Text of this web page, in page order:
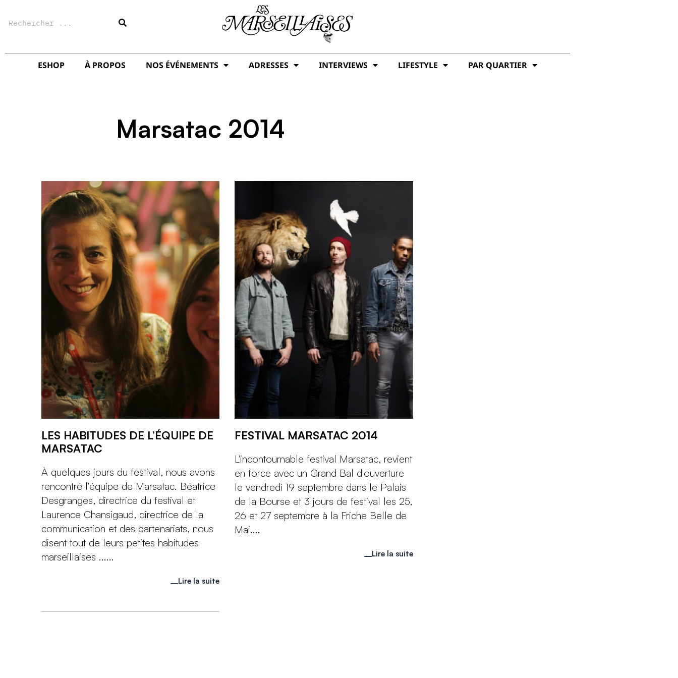
ESHOP À PROPOS NOS ÉVÉNEMENTS ADRESSES INTERVIEWS LIFESTYLE PAR QUARTIER
Marsatac 2014
LES HABITUDES DE L’ÉQUIPE DE
MARSATAC
À quelques jours du festival, nous avons
rencontré l'équipe de Marsatac. Béatrice
Desgranges, directrice du festival et
Laurence Chansigaud, directrice de la
communication et des partenariats, nous
disent tout de leurs petites habitudes
marseillaises ......
Lire la suite
FESTIVAL MARSATAC 2014
L'incontournable festival Marsatac, revient
en force avec un Grand Bal d'ouverture
le vendredi 19 septembre dans le Palais
de la Bourse et 3 jours de festival les 25,
26 et 27 septembre à la Friche Belle de
Mai....
Lire la suite